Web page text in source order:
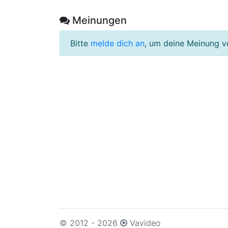
Meinungen
Bitte melde dich an, um deine Meinung
© 2012 - 2026 Vavideo